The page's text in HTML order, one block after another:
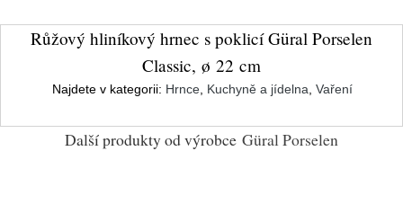
Růžový hliníkový hrnec s poklicí Güral Porselen
Classic, ø 22 cm
Najdete v kategorii: Hrnce Kuchyně a jídelna Vaření
Další produkty od výrobce Güral Porselen